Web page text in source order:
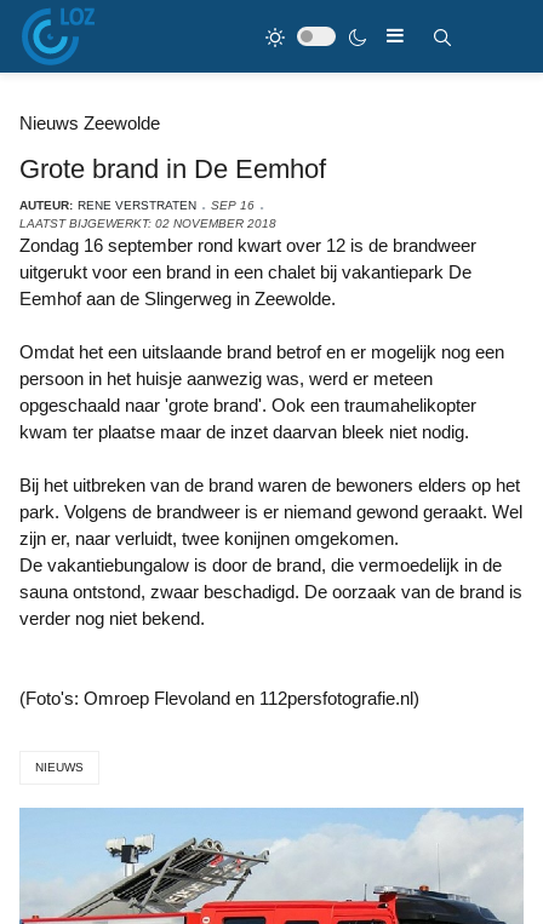
Nieuws Zeewolde
Grote brand in De Eemhof
AUTEUR: RENE VERSTRATEN
SEP 16
LAATST BIJGEWERKT: 02 NOVEMBER 2018
Zondag 16 september rond kwart over 12 is de brandweer
uitgerukt voor een brand in een chalet bij vakantiepark De
Eemhof aan de Slingerweg in Zeewolde.
Omdat het een uitslaande brand betrof en er mogelijk nog een
persoon in het huisje aanwezig was, werd er meteen
opgeschaald naar 'grote brand'. Ook een traumahelikopter
kwam ter plaatse maar de inzet daarvan bleek niet nodig.
Bij het uitbreken van de brand waren de bewoners elders op het
park. Volgens de brandweer is er niemand gewond geraakt. Wel
zijn er, naar verluidt, twee konijnen omgekomen.
De vakantiebungalow is door de brand, die vermoedelijk in de
sauna ontstond, zwaar beschadigd. De oorzaak van de brand is
verder nog niet bekend.
(Foto's: Omroep Flevoland en 112persfotografie.nl)
NIEUWS